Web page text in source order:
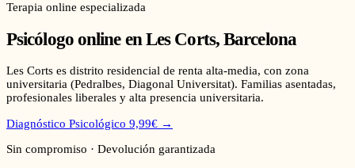
Terapia online especializada
Psicólogo online en Les Corts,Barcelona
Les Corts es distrito residencial de renta alta-media, con zona
universitaria (Pedralbes, Diagonal Universitat). Familias asentadas,
profesionales liberales y alta presencia universitaria.
Diagnóstico Psicológico 9,99€ →
Sin compromiso · Devolución garantizada